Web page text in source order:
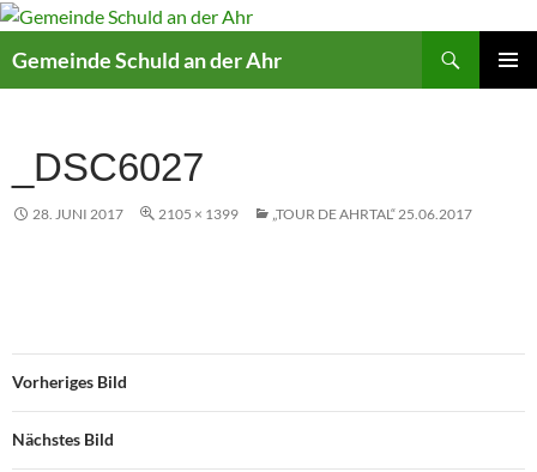
Gemeinde Schuld an der Ahr
_DSC6027
28. JUNI 2017 2105 × 1399 „TOUR DE AHRTAL“ 25.06.2017
Vorheriges Bild
Nächstes Bild